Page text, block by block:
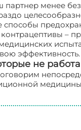
партнер менее
способы
–
эффективность.
не